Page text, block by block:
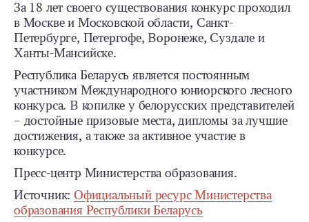
За 18 лет своего существования конкурс проходил
в Москве и Московской области, Санкт-
Петербурге, Петергофе, Воронеже, Суздале и
Ханты-Мансийске.
Республика Беларусь является постоянным
участником Международного юниорского лесного
конкурса. В копилке у белорусских представителей
– достойные призовые места, дипломы за лучшие
достижения, а также за активное участие в
конкурсе.
Пресс-центр Министерства образования.
Источник:Официальный ресурс Министерства
образования Республики Беларусь